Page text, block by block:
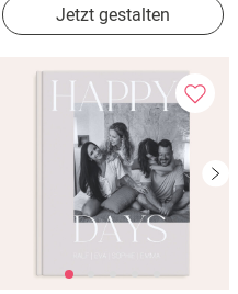
Jetzt gestalten